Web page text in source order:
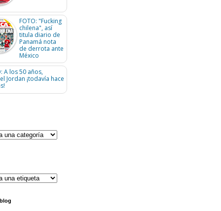
FOTO: "Fucking
chilena", así
titula diario de
Panamá nota
de derrota ante
México
A los 50 años,
Jordan ¡todavía hace